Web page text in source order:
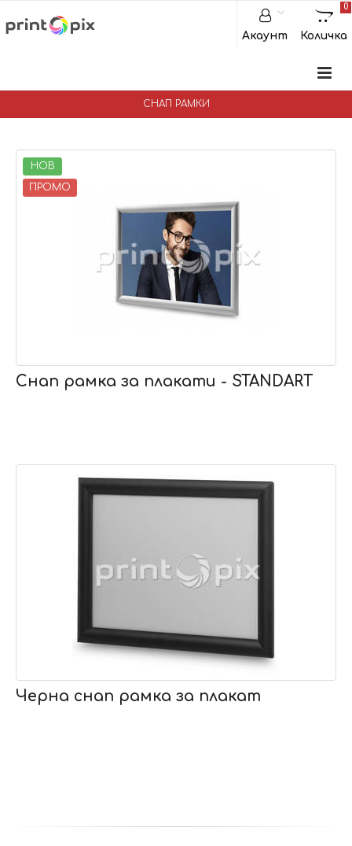
Акаунт
0
Количка
СНАП РАМКИ
НОВ
ПРОМО
Снап рамка за плакати - STANDART
Черна снап рамка за плакат